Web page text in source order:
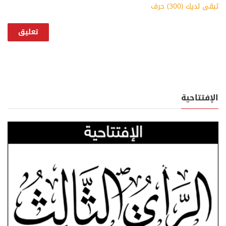
تبقى لديك (300) حرف
الإفتتاحية